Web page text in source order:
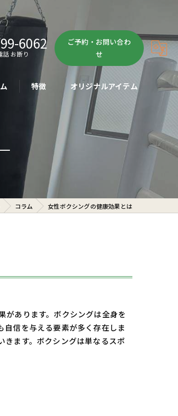
6062
話 お断り
ご予約・お問い合わ
せ
特徴
ボクササイズ
パーソナル
ボディメイク
初心者
ダイエット
オリジナルアイテム
コラム 女性ボクシングの健康効果とは
があります。ボクシングは全身を
信を与える要素が多く存在しま
きます。ボクシングは単なるスポ